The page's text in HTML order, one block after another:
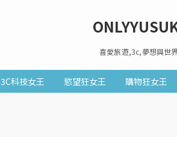
喜愛旅遊,3c,夢想與世
3C科技女王 慾望狂女王 購物狂女王